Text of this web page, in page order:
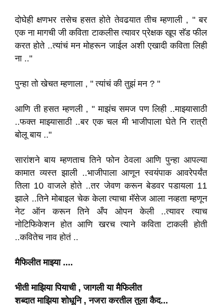
दोघेही क्षणभर तसेच हसत होते तेवढयात तीच म्हणाली , " बर
एक ना मागची जी कविता टाकलीस त्यावर प्रेक्षक खूप सॅड फील
करत होते ..त्यांचं मन मोहरून जाईल अशी एखादी कविता लिही
ना .."
पुन्हा तो खेचत म्हणाला , " त्यांचं की तुझं मन ? "
आणि ती हसत म्हणली , " माझंच समज पण लिही ..माझ्यासाठी
..फक्त माझ्यासाठी ..बर एक चल मी भाजीपाला घेते नि रात्री
बोलू बाय .."
सारांशने बाय म्हणताच तिने फोन ठेवला आणि पुन्हा आपल्या
कामात व्यस्त झाली ..भाजीपाला आणून स्वयंपाक आवरेपर्यंत
तिला 10 वाजले होते ..तर जेवण करून बेडवर पडायला 11
झाले ..तिने मोबाइल चेक केला त्याचा मॅसेज आला नव्हता म्हणून
नेट ऑन करून तिने अँप ओपन केली ..त्यावर त्याच
नोटिफिकेशन होत आणि खरच त्याने कविता टाकली होती
..कवितेच नाव होतं ..
मैफिलीत माझ्या ....
भीती माझिया पियाची , जागली या मैफिलीत
शब्दात माझिया शोधूनि , नजरा करतील तुला कैद...